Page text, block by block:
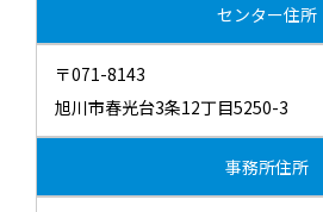
センター住所
〒071-8143
旭川市春光台3条12丁目5250-3
事務所住所